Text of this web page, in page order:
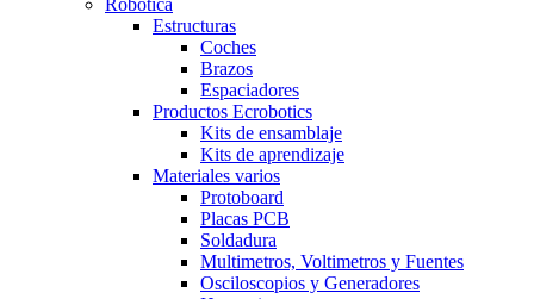
Estructuras
Coches
Brazos
Espaciadores
Productos Ecrobotics
Kits de ensamblaje
Kits de aprendizaje
Materiales varios
Protoboard
Placas PCB
Soldadura
Multimetros, Voltimetros y Fuentes
Osciloscopios y Generadores